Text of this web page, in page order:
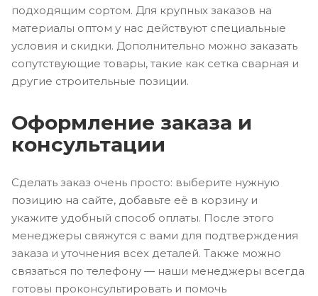
подходящим сортом. Для крупных заказов на
материалы оптом у нас действуют специальные
условия и скидки. Дополнительно можно заказать
сопутствующие товары, такие как сетка сварная и
другие строительные позиции.
Оформление заказа и
консультации
Сделать заказ очень просто: выберите нужную
позицию на сайте, добавьте её в корзину и
укажите удобный способ оплаты. После этого
менеджеры свяжутся с вами для подтверждения
заказа и уточнения всех деталей. Также можно
связаться по телефону — наши менеджеры всегда
готовы проконсультировать и помочь